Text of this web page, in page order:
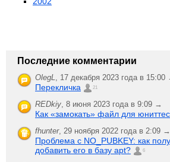
Последние комментарии
OlegL, 17 декабря 2023 года в 15:00
Перекличка 21
REDkiy, 8 июня 2023 года в 9:09 →
Как «замокать» файл для
fhunter, 29 ноября 2022 года в 2:09 →
Проблема с NO_PUBKEY: как
добавить его в базу apt?
6